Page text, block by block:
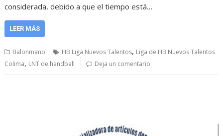
considerada, debido a que el tiempo está…
LEER MÁS
Balonmano HB Liga Nuevos Talentos, Liga de HB Nuevos Talentos
Colima, LNT de handball Deja un comentario